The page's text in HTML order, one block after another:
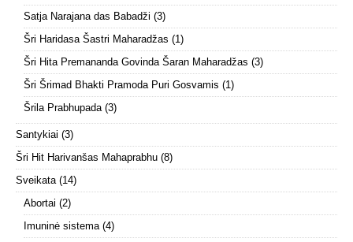
Satja Narajana das Babadži (3)
Šri Haridasa Šastri Maharadžas (1)
Šri Hita Premananda Govinda Šaran Maharadžas (3)
Šri Šrimad Bhakti Pramoda Puri Gosvamis (1)
Šrila Prabhupada(3)
Santykiai (3)
Šri Hit Harivanšas Mahaprabhu (8)
Sveikata(14)
Abortai (2)
Imuninė sistema(4)